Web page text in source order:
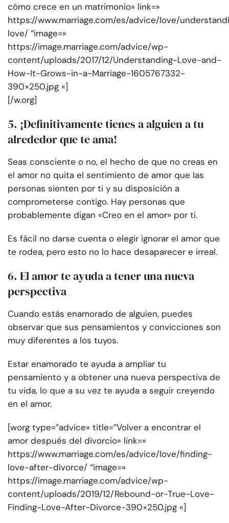
cómo crece en un matrimonio» link=»
https://www.marriage.com/es/advice/love/
love/ “image=»
https://image.marriage.com/advice/wp-
content/uploads/2017/12/Understanding-Love-and-
How-It-Grows-in-a-Marriage-1605767332-
390×250.jpg «]
[/w.org]
5. ¡Definitivamente tienes a alguien a tu
alrededor que te ama!
Seas consciente o no, el hecho de que no creas en
el amor no quita el sentimiento de amor que las
personas sienten por ti y su disposición a
comprometerse contigo. Hay personas que
probablemente digan «Creo en el amor» por ti.
Es fácil no darse cuenta o elegir ignorar el amor que
te rodea, pero esto no lo hace desaparecer e irreal.
6. El amor te ayuda a tener una nueva
perspectiva
Cuando estás enamorado de alguien, puedes
observar que sus pensamientos y convicciones son
muy diferentes a los tuyos.
Estar enamorado te ayuda a ampliar tu
pensamiento y a obtener una nueva perspectiva de
tu vida, lo que a su vez te ayuda a seguir creyendo
en el amor.
[worg type=”advice» title=”Volver a encontrar el
amor después del divorcio» link=»
https://www.marriage.com/es/advice/love/finding-
love-after-divorce/ “image=»
https://image.marriage.com/advice/wp-
content/uploads/2019/12/Rebound-or-True-Love-
Finding-Love-After-Divorce-390×250.jpg «]